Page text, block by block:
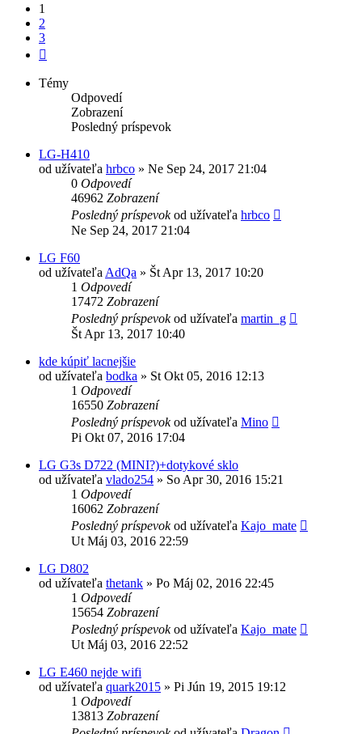
1
2
3
Témy
Odpovedí
Zobrazení
Posledný príspevok
LG-H410
od užívateľa hrbco » Ne Sep 24, 2017 21:04
0 Odpovedí
46962 Zobrazení
Posledný príspevokod užívateľa hrbco
Ne Sep 24, 2017 21:04
LG F60
od užívateľa AdQa » Št Apr 13, 2017 10:20
1 Odpovedí
17472 Zobrazení
Posledný príspevokod užívateľa martin_g
Št Apr 13, 2017 10:40
kde kúpiť lacnejšie
od užívateľa bodka » St Okt 05, 2016 12:13
1 Odpovedí
16550 Zobrazení
Posledný príspevokod užívateľa Mino
Pi Okt 07, 2016 17:04
LG G3s D722 (MINI?)+dotykové sklo
od užívateľa vlado254 » So Apr 30, 2016 15:21
1 Odpovedí
16062 Zobrazení
Posledný príspevokod užívateľa Kajo_mate
Ut Máj 03, 2016 22:59
LG D802
od užívateľa thetank » Po Máj 02, 2016 22:45
1 Odpovedí
15654 Zobrazení
Posledný príspevokod užívateľa Kajo_mate
Ut Máj 03, 2016 22:52
LG E460 nejde wifi
od užívateľa quark2015 » Pi Jún 19, 2015 19:12
1 Odpovedí
13813 Zobrazení